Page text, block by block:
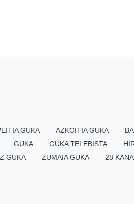
GUKA AZKOITIA GUKA
GUKA GUKA TELEBISTA
GUKA ZUMAIA GUKA 28